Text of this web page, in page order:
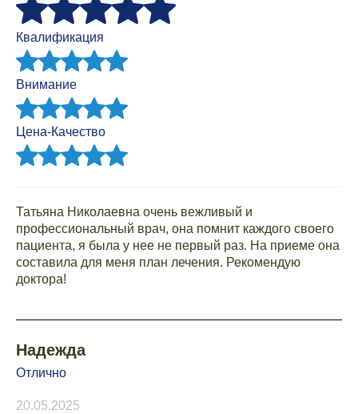
Квалификация
Внимание
Цена-Качество
Татьяна Николаевна очень вежливый и
профессиональный врач, она помнит каждого своего
пациента, я была у нее не первый раз. На приеме она
составила для меня план лечения. Рекомендую
доктора!
Надежда
Отлично
20.05.2025